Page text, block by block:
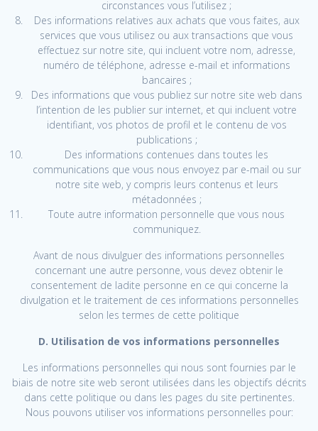
circonstances vous l’utilisez ;
Des informations relatives aux achats que vous faites, aux
services que vous utilisez ou aux transactions que vous
effectuez sur notre site, qui incluent votre nom, adresse,
numéro de téléphone, adresse e-mail et informations
bancaires ;
Des informations que vous publiez sur notre site web dans
l’intention de les publier sur internet, et qui incluent votre
identifiant, vos photos de profil et le contenu de vos
publications ;
Des informations contenues dans toutes les
communications que vous nous envoyez par e-mail ou sur
notre site web, y compris leurs contenus et leurs
métadonnées ;
Toute autre information personnelle que vous nous
communiquez.
Avant de nous divulguer des informations personnelles
concernant une autre personne, vous devez obtenir le
consentement de ladite personne en ce qui concerne la
divulgation et le traitement de ces informations personnelles
selon les termes de cette politique
D. Utilisation de vos informations personnelles
Les informations personnelles qui nous sont fournies par le
biais de notre site web seront utilisées dans les objectifs décrits
dans cette politique ou dans les pages du site pertinentes.
Nous pouvons utiliser vos informations personnelles pour: